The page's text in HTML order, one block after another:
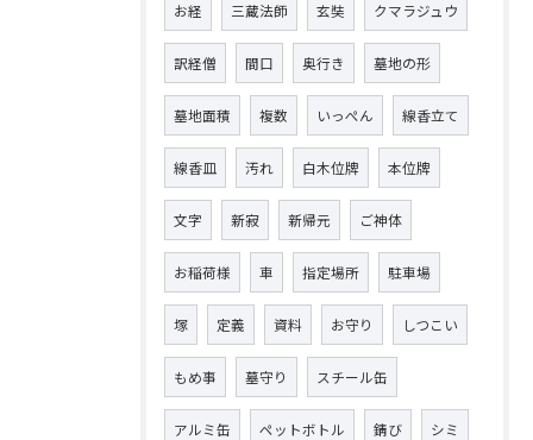
お経 三蔵法師 玄奘 クマラジュウ
訳経僧 間口 奥行き 墓地の形
墓地面積 複数 いっぺん 線香立て
線香皿 汚れ 白木位牌 本位牌
文字 新寂 新帰元 ご神体
お稲荷様 車 指定場所 駐車場
塚 定義 資料 お守り しつこい
もめ事 墓守り スチール缶
アルミ缶 ペットボトル 錆び シミ